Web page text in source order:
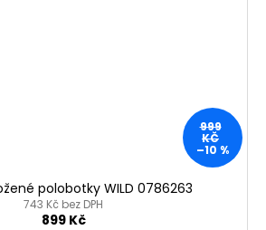
999
KČ
–10 %
polobotky WILD 0786263
743 Kč bez DPH
899 Kč